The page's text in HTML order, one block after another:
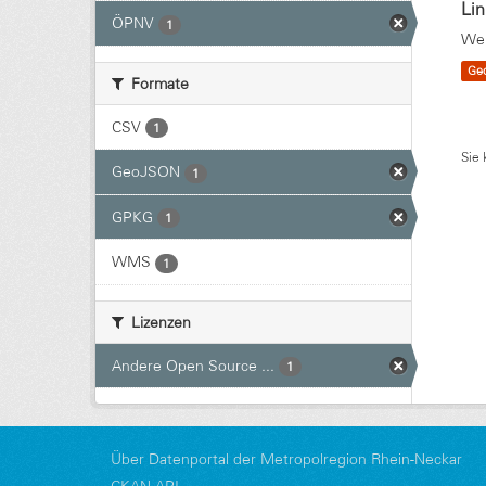
ÖPNV 1
Formate
CSV 1
GeoJSON 1
GPKG 1
WMS 1
Lizenzen
Andere Open Source ... 1
Sie
Über Datenportal der Metropolregion Rhein-Neckar